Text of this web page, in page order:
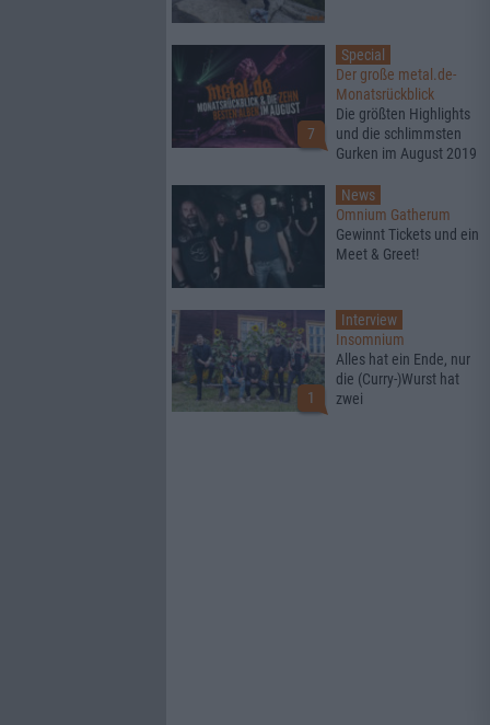
7
Special
Der große metal.de-
Monatsrückblick
Die größten Highlights
und die schlimmsten
Gurken im August 2019
News
Omnium Gatherum
Gewinnt Tickets und ein
Meet & Greet!
1
Interview
Insomnium
Alles hat ein Ende, nur
die (Curry-)Wurst hat
zwei